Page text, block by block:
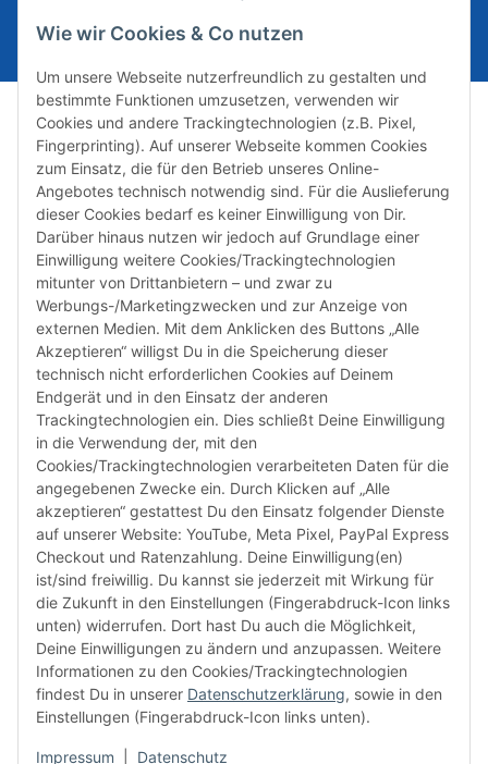
Wie wir Cookies & Co nutzen
Um unsere Webseite nutzerfreundlich zu gestalten und
bestimmte Funktionen umzusetzen, verwenden wir
Cookies und andere Trackingtechnologien (z.B. Pixel,
Fingerprinting). Auf unserer Webseite kommen Cookies
zum Einsatz, die für den Betrieb unseres Online-
Angebotes technisch notwendig sind. Für die Auslieferung
dieser Cookies bedarf es keiner Einwilligung von Dir.
Darüber hinaus nutzen wir jedoch auf Grundlage einer
Einwilligung weitere Cookies/Trackingtechnologien
mitunter von Drittanbietern – und zwar zu
Werbungs-/Marketingzwecken und zur Anzeige von
externen Medien. Mit dem Anklicken des Buttons „Alle
Akzeptieren“ willigst Du in die Speicherung dieser
technisch nicht erforderlichen Cookies auf Deinem
Endgerät und in den Einsatz der anderen
Trackingtechnologien ein. Dies schließt Deine Einwilligung
in die Verwendung der, mit den
Cookies/Trackingtechnologien verarbeiteten Daten für die
angegebenen Zwecke ein. Durch Klicken auf „Alle
akzeptieren“ gestattest Du den Einsatz folgender Dienste
auf unserer Website: YouTube, Meta Pixel, PayPal Express
Checkout und Ratenzahlung. Deine Einwilligung(en)
ist/sind freiwillig. Du kannst sie jederzeit mit Wirkung für
die Zukunft in den Einstellungen (Fingerabdruck-Icon links
unten) widerrufen. Dort hast Du auch die Möglichkeit,
Deine Einwilligungen zu ändern und anzupassen. Weitere
Informationen zu den Cookies/Trackingtechnologien
findest Du in unserer Datenschutzerklärung, sowie in den
Einstellungen (Fingerabdruck-Icon links unten).
Impressum Datenschutz
Susannenstraße 21a, DE-20357 Hamburg
Tel: +49 (0)40 432 76 990
Email:shop@audiolith.net
Servicezeiten (Mo.-Fr.) 11:00 - 15:00 Uhr
Bitte habe Verständnis dafür, dass Du uns ausschließlich zu
den oben genannten Geschäftszeiten telefonisch
kontaktieren kannst.
facebookyoutubeinstagram
tiktok
Informationen
Kundenservice
Mehr von Audiolith